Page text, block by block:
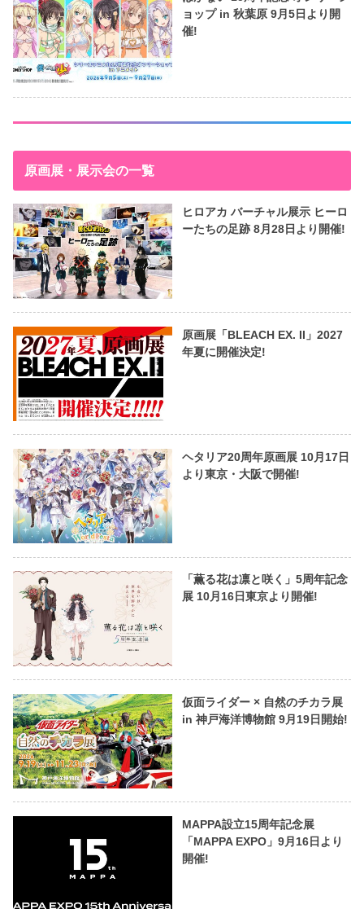
ョップ in 秋葉原 9月5日より開
催!
原画展・展示会の一覧
ヒロアカ バーチャル展示 ヒーロ
ーたちの足跡 8月28日より開催!
原画展「BLEACH EX. II」2027
年夏に開催決定!
ヘタリア20周年原画展 10月17日
より東京・大阪で開催!
「薫る花は凛と咲く」5周年記念
展 10月16日東京より開催!
仮面ライダー × 自然のチカラ展
in 神戸海洋博物館 9月19日開始!
MAPPA設立15周年記念展
「MAPPA EXPO」9月16日より
開催!